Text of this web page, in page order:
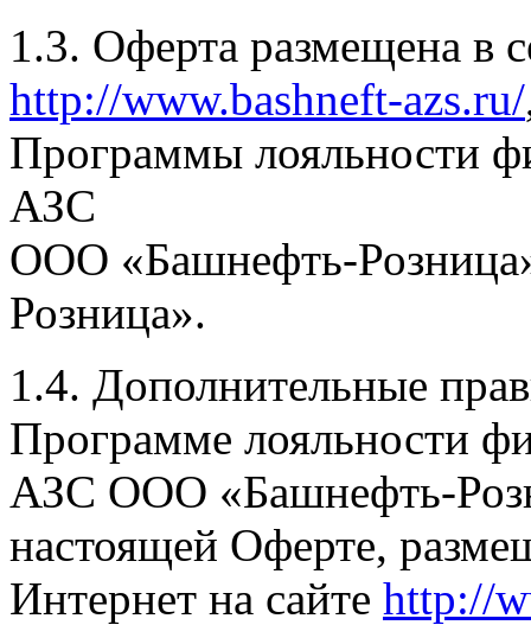
1.3. Оферта размещена в
http://www.bashneft-azs.ru/
Программы лояльности
АЗС
ООО «Башнефть-
Розница».
1.4. Дополнительные
Программе лояльности
АЗС ООО «Башнефть-
настоящей Оферте,
Интернет на сайте http://